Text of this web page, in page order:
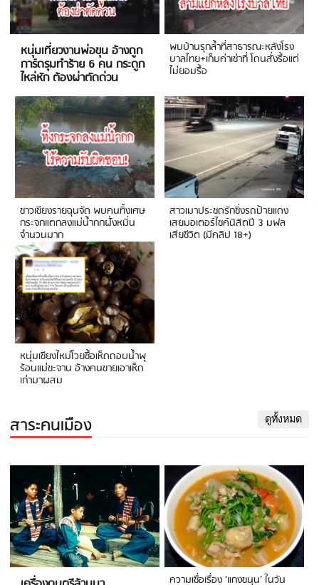
หนุ่มเที่ยวงานพ่อขุน อ้างถูก
การ์ดรุมทำร้าย 6 คน กระดูก
ไหล่หัก ต้องผ่าตัดด่วน
พบบ้านรุกล้ำที่สาธารณะหลังโรง
บาลไทย+เก็บค่าเช่าที่ โดนสั่งรื้อแต่
ไม่ยอมรื้อ
ชาวเชียงรายฉุนจัด พบคนทิ้งเศษ
กระจกแตกลงแม่น้ำกกฝั่งหมิ่น
จำนวนมาก
สาวเมาประชดรักซิ่งรถป้ายแดง
เสยมอเตอร์ไซค์นิสิตปี 3 มฟล
เสียชีวิต (มีคลิป 18+)
หนุ่มเชียงใหม่โวยซื้อเห็ดถอบน้ำพุ
ร้อนแม่ขะจาน อ้างคนขายเอาเห็ด
เก่ามาผสม
สาระคนเมือง ดูทั้งหมด
ความเชื่อเรื่อง ‘แกงขนุน’ ในวัน